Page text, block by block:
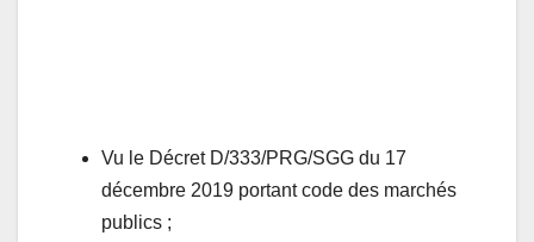
Vu le Décret D/333/PRG/SGG du 17
décembre 2019 portant code des marchés
publics ;